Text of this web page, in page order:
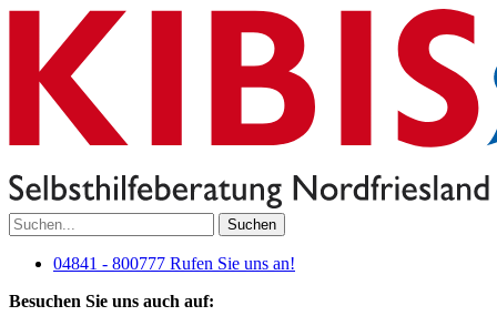
Suchen
04841 - 800777 Rufen Sie uns an!
Besuchen Sie uns auch auf: